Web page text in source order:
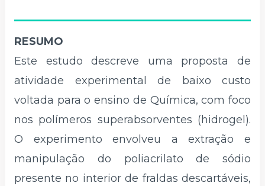
RESUMO
Este estudo descreve uma proposta de
atividade experimental de baixo custo
voltada para o ensino de Química, com foco
nos polímeros superabsorventes (hidrogel).
O experimento envolveu a extração e
manipulação do poliacrilato de sódio
presente no interior de fraldas descartáveis,